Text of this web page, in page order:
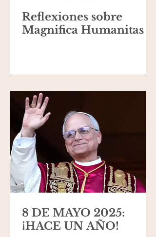
Reflexiones sobre
Magnifica Humanitas
8 DE MAYO 2025:
¡HACE UN AÑO!